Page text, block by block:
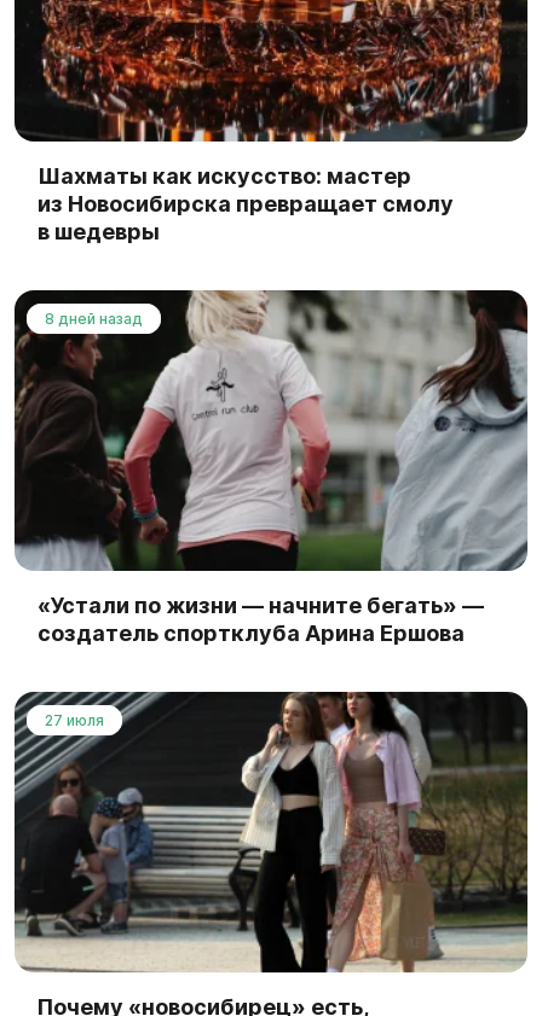
Шахматы как искусство: мастер
из Новосибирска превращает смолу
в шедевры
8 дней назад
«Устали по жизни — начните бегать» —
создатель спортклуба Арина Ершова
27 июля
Почему «новосибирец» есть,